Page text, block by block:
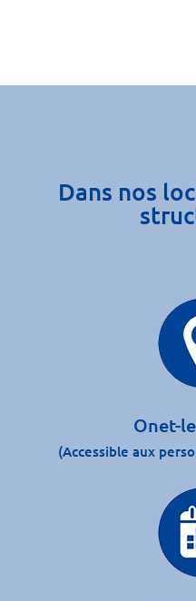
Dans nos
Onet-
(Accessible aux